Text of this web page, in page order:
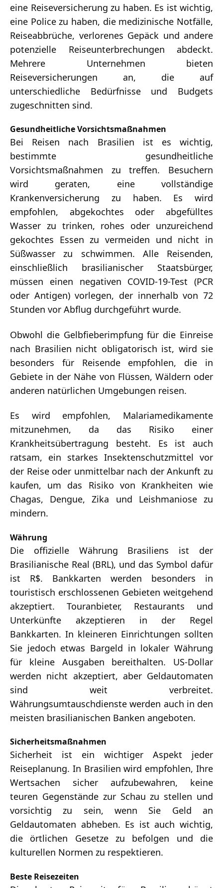
eine Reiseversicherung zu haben. Es ist wichtig,
eine Police zu haben, die medizinische Notfälle,
Reiseabbrüche, verlorenes Gepäck und andere
potenzielle Reiseunterbrechungen abdeckt.
Mehrere Unternehmen bieten
Reiseversicherungen an, die auf
unterschiedliche Bedürfnisse und Budgets
zugeschnitten sind.
Gesundheitliche Vorsichtsmaßnahmen
Bei Reisen nach Brasilien ist es wichtig,
bestimmte gesundheitliche
Vorsichtsmaßnahmen zu treffen. Besuchern
wird geraten, eine vollständige
Krankenversicherung zu haben. Es wird
empfohlen, abgekochtes oder abgefülltes
Wasser zu trinken, rohes oder unzureichend
gekochtes Essen zu vermeiden und nicht in
Süßwasser zu schwimmen. Alle Reisenden,
einschließlich brasilianischer Staatsbürger,
müssen einen negativen COVID-19-Test (PCR
oder Antigen) vorlegen, der innerhalb von 72
Stunden vor Abflug durchgeführt wurde.
Obwohl die Gelbfieberimpfung für die Einreise
nach Brasilien nicht obligatorisch ist, wird sie
besonders für Reisende empfohlen, die in
Gebiete in der Nähe von Flüssen, Wäldern oder
anderen natürlichen Umgebungen reisen.
Es wird empfohlen, Malariamedikamente
mitzunehmen, da das Risiko einer
Krankheitsübertragung besteht. Es ist auch
ratsam, ein starkes Insektenschutzmittel vor
der Reise oder unmittelbar nach der Ankunft zu
kaufen, um das Risiko von Krankheiten wie
Chagas, Dengue, Zika und Leishmaniose zu
mindern.
Währung
Die offizielle Währung Brasiliens ist der
Brasilianische Real (BRL), und das Symbol dafür
ist R$. Bankkarten werden besonders in
touristisch erschlossenen Gebieten weitgehend
akzeptiert. Touranbieter, Restaurants und
Unterkünfte akzeptieren in der Regel
Bankkarten. In kleineren Einrichtungen sollten
Sie jedoch etwas Bargeld in lokaler Währung
für kleine Ausgaben bereithalten. US-Dollar
werden nicht akzeptiert, aber Geldautomaten
sind weit verbreitet.
Währungsumtauschdienste werden auch in den
meisten brasilianischen Banken angeboten.
Sicherheitsmaßnahmen
Sicherheit ist ein wichtiger Aspekt jeder
Reiseplanung. In Brasilien wird empfohlen, Ihre
Wertsachen sicher aufzubewahren, keine
teuren Gegenstände zur Schau zu stellen und
vorsichtig zu sein, wenn Sie Geld an
Geldautomaten abheben. Es ist auch wichtig,
die örtlichen Gesetze zu befolgen und die
kulturellen Normen zu respektieren.
Beste Reisezeiten